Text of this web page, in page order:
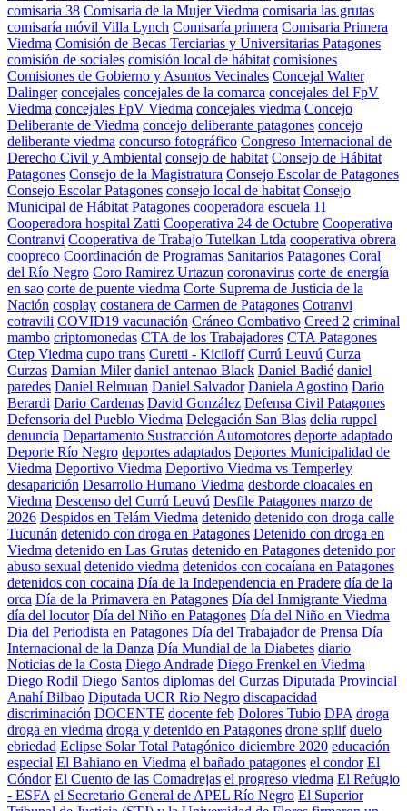
comisaria 38 Comisaría de la Mujer Viedma comisaria las grutas
comisaría móvil Villa Lynch Comisaría primera Comisaria Primera
Viedma Comisión de Becas Terciarias y Universitarias Patagones
comisión de sociales comisión local de hábitat comisiones
Comisiones de Gobierno y Asuntos Vecinales Concejal Walter
Dalinger concejales concejales de la comarca concejales del FpV
Viedma concejales FpV Viedma concejales viedma Concejo
Deliberante de Viedma concejo deliberante patagones concejo
deliberante viedma concurso fotográfico Congreso Internacional de
Derecho Civil y Ambiental consejo de habitat Consejo de Hábitat
Patagones Consejo de la Magistratura Consejo Escolar de Patagones
Consejo Escolar Patagones consejo local de habitat Consejo
Municipal de Hábitat Patagones cooperadora escuela 11
Cooperadora hospital Zatti Cooperativa 24 de Octubre Cooperativa
Contranvi Cooperativa de Trabajo Tutelkan Ltda cooperativa obrera
coopreco Coordinación de Programas Sanitarios Patagones Coral
del Río Negro Coro Ramirez Urtazun coronavirus corte de energía
en sao corte de puente viedma Corte Suprema de Justicia de la
Nación cosplay costanera de Carmen de Patagones Cotranvi
cotravili COVID19 vacunación Cráneo Combativo Creed 2 criminal
mambo criptomonedas CTA de los Trabajadores CTA Patagones
Ctep Viedma cupo trans Curetti - Kiciloff Currú Leuvú Curza
Curzas Damian Miler daniel antenao Black Daniel Badié daniel
paredes Daniel Relmuan Daniel Salvador Daniela Agostino Dario
Berardi Dario Cardenas David González Defensa Civil Patagones
Defensoria del Pueblo Viedma Delegación San Blas delia ruppel
denuncia Departamento Sustracción Automotores deporte adaptado
Deporte Río Negro deportes adaptados Deportes Municipalidad de
Viedma Deportivo Viedma Deportivo Viedma vs Temperley
desaparición Desarrollo Humano Viedma desborde cloacales en
Viedma Descenso del Currú Leuvú Desfile Patagones marzo de
2026 Despidos en Telám Viedma detenido detenido con droga calle
Tucunán detenido con droga en Patagones Detenido con droga en
Viedma detenido en Las Grutas detenido en Patagones detenido por
abuso sexual detenido viedma detenidos con cocaíana en Patagones
detenidos con cocaina Día de la Independencia en Pradere día de la
orca Día de la Primavera en Patagones Día del Inmigrante Viedma
día del locutor Día del Niño en Patagones Día del Niño en Viedma
Dia del Periodista en Patagones Día del Trabajador de Prensa Día
Internacional de la Danza Día Mundial de la Diabetes diario
Noticias de la Costa Diego Andrade Diego Frenkel en Viedma
Diego Rodil Diego Santos diplomas del Curzas Diputada Provincial
Anahí Bilbao Diputada UCR Rio Negro discapacidad
discriminación DOCENTE docente feb Dolores Tubio DPA droga
droga en viedma droga y detenido en Patagones drone splif duelo
ebriedad Eclipse Solar Total Patagónico diciembre 2020 educación
especial El Bahiano en Viedma el bañado patagones el condor El
Cóndor El Cuento de las Comadrejas el progreso viedma El Refugio
- ESFA el Secretario General de APEL Río Negro El Superior